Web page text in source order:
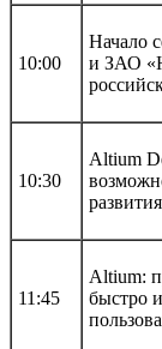
10:00
Начало
и ЗАО
10:30
Altium
11:45
Altium:
быстро